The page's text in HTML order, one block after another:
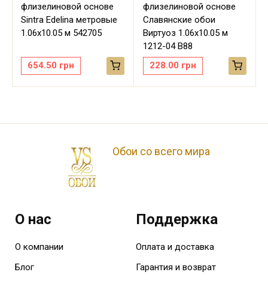
флизелиновой основе
Sintra Edelina метровые
1.06х10.05 м 542705
654.50 грн
флизелиновой основе
Славянские обои
Виртуоз 1.06х10.05 м
1212-04 В88
228.00 грн
Обои со всего мира
О нас
О компании
Блог
Поддержка
Оплата и доставка
Гарантия и возврат